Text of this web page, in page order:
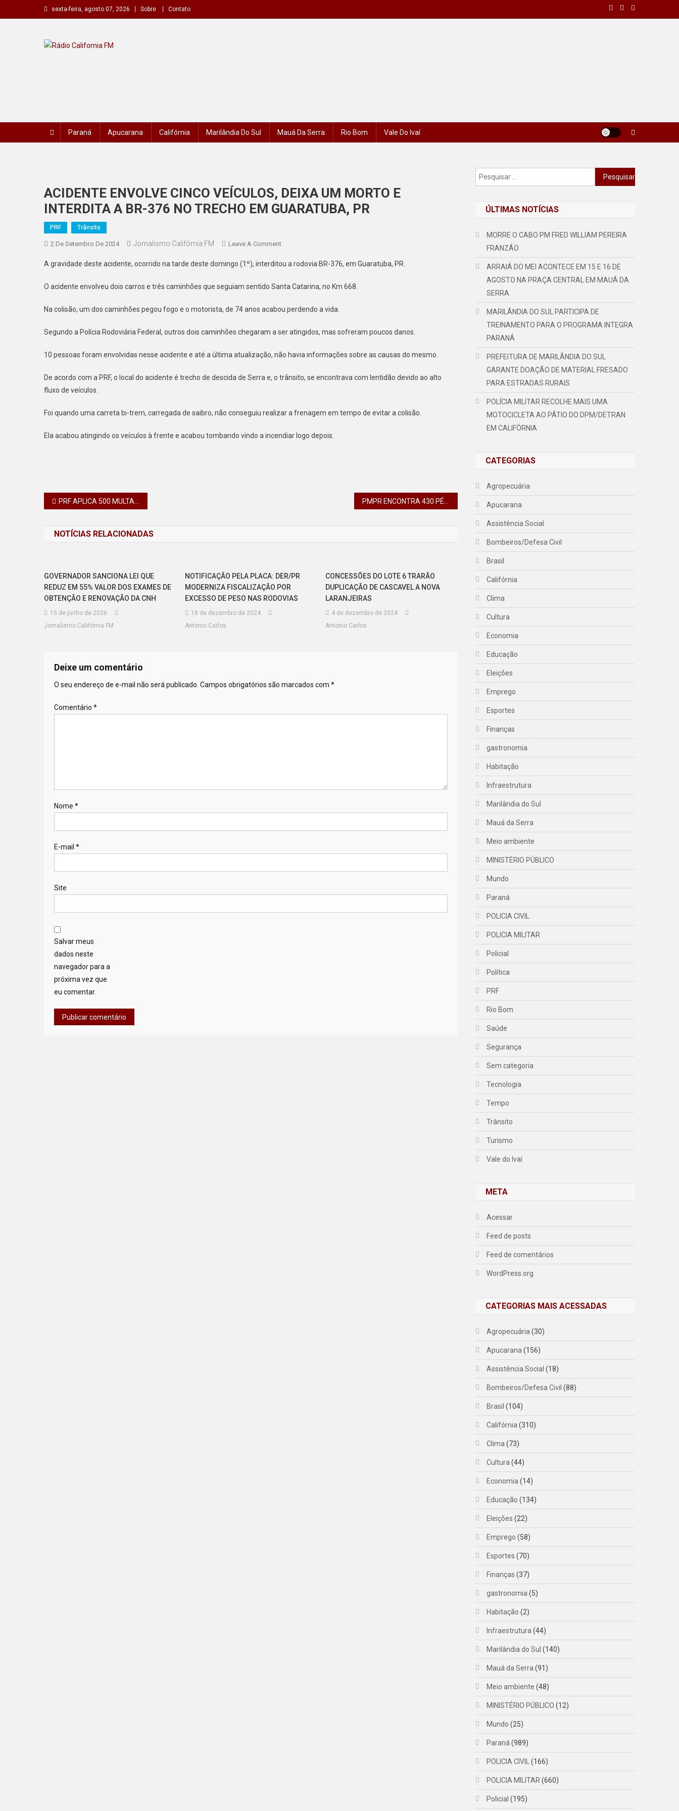
to
sexta-feira, agosto 07, 2026 Sobre Contato
Paraná Apucarana Califórnia Marilândia Do Sul Mauá Da Serra Rio Bom Vale Do Ivaí
ACIDENTE ENVOLVE CINCO VEÍCULOS, DEIXA UM MORTO E
INTERDITA A BR-376 NO TRECHO EM GUARATUBA, PR
PRF Trânsito
2 De Setembro De 2024 Jornalismo Califórnia FM Leave A CommentOn
ENVOLVE
VEÍCULOS,
UM
E
A
EM
A gravidade deste acidente, ocorrido na tarde deste domingo (1º), interditou a rodovia BR-376, em Guaratuba, PR.
O acidente envolveu dois carros e três caminhões que seguiam sentido Santa Catarina, no Km 668.
Na colisão, um dos caminhões pegou fogo e o motorista, de 74 anos acabou perdendo a vida.
Segundo a Polícia Rodoviária Federal, outros dois caminhões chegaram a ser atingidos, mas sofreram poucos danos.
10 pessoas foram envolvidas nesse acidente e até a última atualização, não havia informações sobre as causas do mesmo.
De acordo com a PRF, o local do acidente é trecho de descida de Serra e, o trânsito, se encontrava com lentidão devido ao alto
fluxo de veículos.
Foi quando uma carreta bi-trem, carregada de saibro, não conseguiu realizar a frenagem em tempo de evitar a colisão.
Ela acabou atingindo os veículos à frente e acabou tombando vindo a incendiar logo depois.
Navegação
Post
PRF APLICA 500 MULTAS POR EXCESSO DE VELOCIDADE EM APENAS 3h NA BR-376
NOTÍCIAS RELACIONADAS
GOVERNADOR SANCIONA LEI QUE
REDUZ EM 55% VALOR DOS EXAMES DE
OBTENÇÃO E RENOVAÇÃO DA CNH
15 de junho de 2026
Jornalismo Califórnia FM
NOTIFICAÇÃO PELA PLACA: DER/PR
MODERNIZA FISCALIZAÇÃO POR
EXCESSO DE PESO NAS RODOVIAS
18 de dezembro de 2024
Antonio Carlos
CONCESSÕES DO LOTE 6 TRARÃO
DUPLICAÇÃO DE CASCAVEL A NOVA
LARANJEIRAS
4 de dezembro de 2024
Antonio Carlos
Deixe um comentário
O seu endereço de e-mail não será publicado. Campos obrigatórios são marcados com *
Comentário *
Nome *
E-mail *
Site
Salvar meus
dados neste
navegador para a
próxima vez que
eu comentar.
Pesquisar
por:
ÚLTIMAS NOTÍCIAS
MORRE O CABO PM FRED WILLIAM PEREIRA
FRANZÃO
ARRAIÁ DO MEI ACONTECE EM 15 E 16 DE
AGOSTO NA PRAÇA CENTRAL EM MAUÁ DA
SERRA
MARILÂNDIA DO SUL PARTICIPA DE
TREINAMENTO PARA O PROGRAMA INTEGRA
PARANÁ
PREFEITURA DE MARILÂNDIA DO SUL
GARANTE DOAÇÃO DE MATERIAL FRESADO
PARA ESTRADAS RURAIS
POLÍCIA MILITAR RECOLHE MAIS UMA
MOTOCICLETA AO PÁTIO DO DPM/DETRAN
EM CALIFÓRNIA
CATEGORIAS
Agropecuária
Apucarana
Assistência Social
Bombeiros/Defesa Civil
Brasil
Califórnia
Clima
Cultura
Economia
Educação
Eleições
Emprego
Esportes
Finanças
gastronomia
Habitação
Infraestrutura
Marilândia do Sul
Mauá da Serra
Meio ambiente
MINISTÉRIO PÚBLICO
Mundo
Paraná
POLICIA CIVIL
POLICIA MILITAR
Policial
Política
PRF
Rio Bom
Saúde
Segurança
Sem categoria
Tecnologia
Tempo
Trânsito
Turismo
Vale do Ivaí
META
Acessar
Feed de posts
Feed de comentários
WordPress.org
CATEGORIAS MAIS ACESSADAS
Agropecuária (30)
Apucarana (156)
Assistência Social (18)
Bombeiros/Defesa Civil (88)
Brasil (104)
Califórnia (310)
Clima (73)
Cultura (44)
Economia (14)
Educação (134)
Eleições (22)
Emprego (58)
Esportes (70)
Finanças (37)
gastronomia (5)
Habitação (2)
Infraestrutura (44)
Marilândia do Sul (140)
Mauá da Serra (91)
Meio ambiente (48)
MINISTÉRIO PÚBLICO (12)
Mundo (25)
Paraná (989)
POLICIA CIVIL (166)
POLICIA MILITAR (660)
Policial (195)